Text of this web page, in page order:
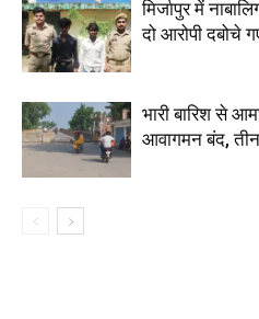
मिर्जापुर में
दो आरोपी दबोचे
भारी बारिश से
आवागमन बंद, तीन